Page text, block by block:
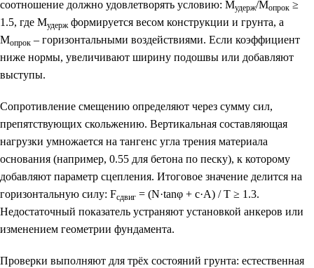
соотношение должно удовлетворять условию: Mудерж/Mопрок ≥
1.5, где Mудерж формируется весом конструкции и грунта, а
Mопрок – горизонтальными воздействиями. Если коэффициент
ниже нормы, увеличивают ширину подошвы или добавляют
выступы.
Сопротивление смещению определяют через сумму сил,
препятствующих скольжению. Вертикальная составляющая
нагрузки умножается на тангенс угла трения материала
основания (например, 0.55 для бетона по песку), к которому
добавляют параметр сцепления. Итоговое значение делится на
горизонтальную силу: Fсдвиг = (N·tanφ + c·A) / T ≥ 1.3.
Недостаточный показатель устраняют установкой анкеров или
изменением геометрии фундамента.
Проверки выполняют для трёх состояний грунта: естественная